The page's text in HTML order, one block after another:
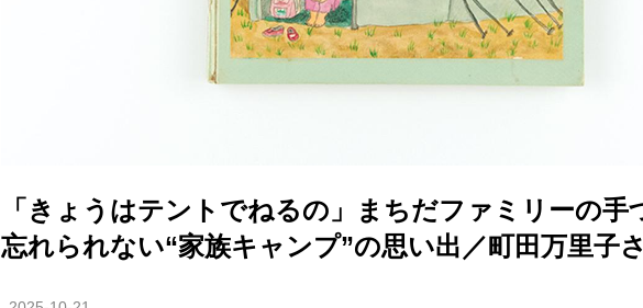
「きょうはテントでねるの」まちだファミリーの手
忘れられない“家族キャンプ”の思い出／町田万里子